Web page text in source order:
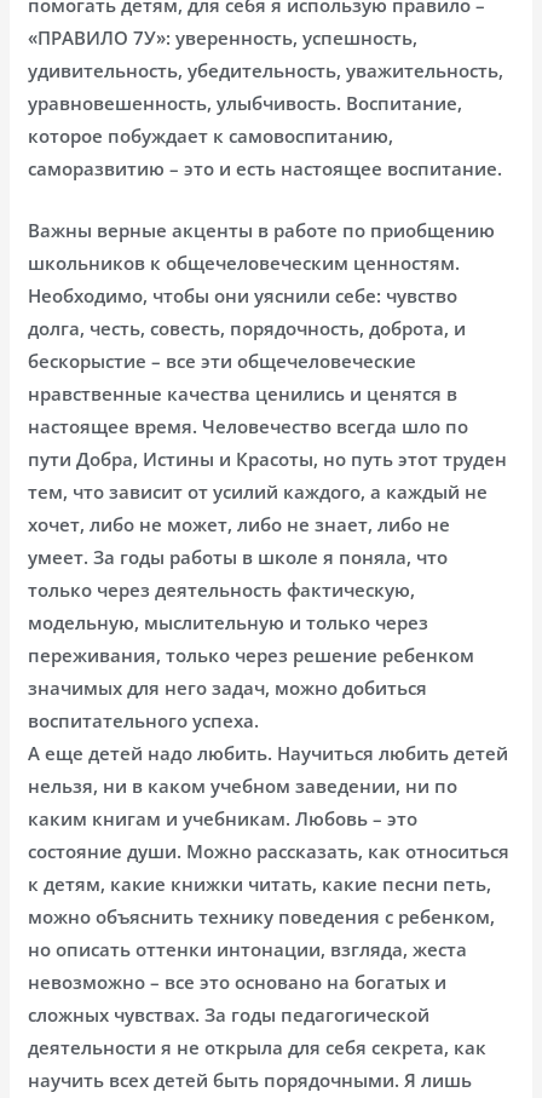
«ПРАВИЛО 7У»: уверенность, успешность,
удивительность, убедительность, уважительность,
уравновешенность, улыбчивость. Воспитание,
которое побуждает к самовоспитанию,
саморазвитию – это и есть настоящее воспитание.
Важны верные акценты в работе по приобщению
школьников к общечеловеческим ценностям.
Необходимо, чтобы они уяснили себе: чувство
долга, честь, совесть, порядочность, доброта, и
бескорыстие – все эти общечеловеческие
нравственные качества ценились и ценятся в
настоящее время. Человечество всегда шло по
пути Добра, Истины и Красоты, но путь этот труден
тем, что зависит от усилий каждого, а каждый не
хочет, либо не может, либо не знает, либо не
умеет. За годы работы в школе я поняла, что
только через деятельность фактическую,
модельную, мыслительную и только через
переживания, только через решение ребенком
значимых для него задач, можно добиться
воспитательного успеха.
А еще детей надо любить. Научиться любить детей
нельзя, ни в каком учебном заведении, ни по
каким книгам и учебникам. Любовь – это
состояние души. Можно рассказать, как относиться
к детям, какие книжки читать, какие песни петь,
можно объяснить технику поведения с ребенком,
но описать оттенки интонации, взгляда, жеста
невозможно – все это основано на богатых и
сложных чувствах. За годы педагогической
деятельности я не открыла для себя секрета, как
научить всех детей быть порядочными. Я лишь